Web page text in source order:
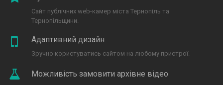
Сайт публічних web-камер міста Тернопіль та
Тернопільщини.
Адаптивний дизайн
Зручно користуватись сайтом на любому пристрої.
Можливість замовити архівне відео